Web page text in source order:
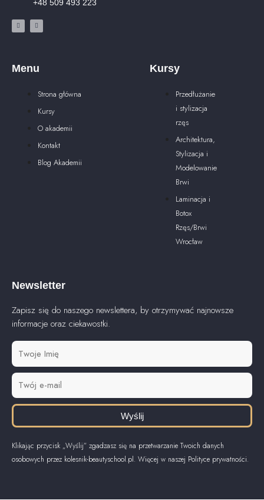
+48 509 493 223
Menu
Strona główna
Kursy
O akademii
Kontakt
Blog Akademii
Kursy
Przedłużanie
i stylizacja
rzęs
Architektura,
Stylizacja i
Modelowanie
Brwi
Laminacja i
Botox
Rzęs/Brwi
Wrocław
Newsletter
Zapisz się do naszego newslettera, by otrzymywać najnowsze
informacje oraz ciekawostki.
Wyślij
Klikając przycisk „Wyślij” zgadzasz się na przetwarzanie Twoich danych
osobowych przez kolesnik-beautyschool.pl. Więcej w naszej Polityce prywatności.